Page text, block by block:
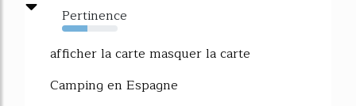
Pertinence
45%
afficher la carte masquer la carte
Camping en Espagne